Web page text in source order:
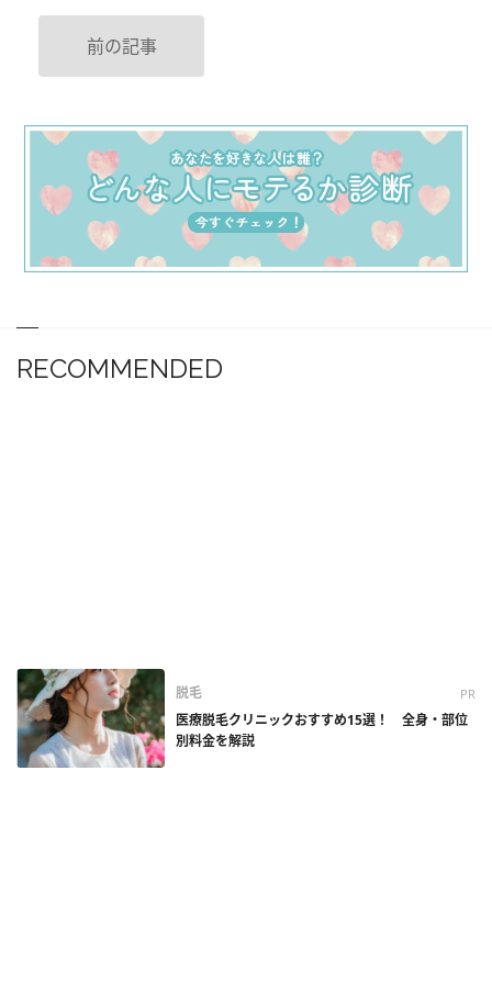
前の記事
RECOMMENDED
脱毛 PR
医療脱毛クリニックおすすめ15選！ 全身・部位
別料金を解説